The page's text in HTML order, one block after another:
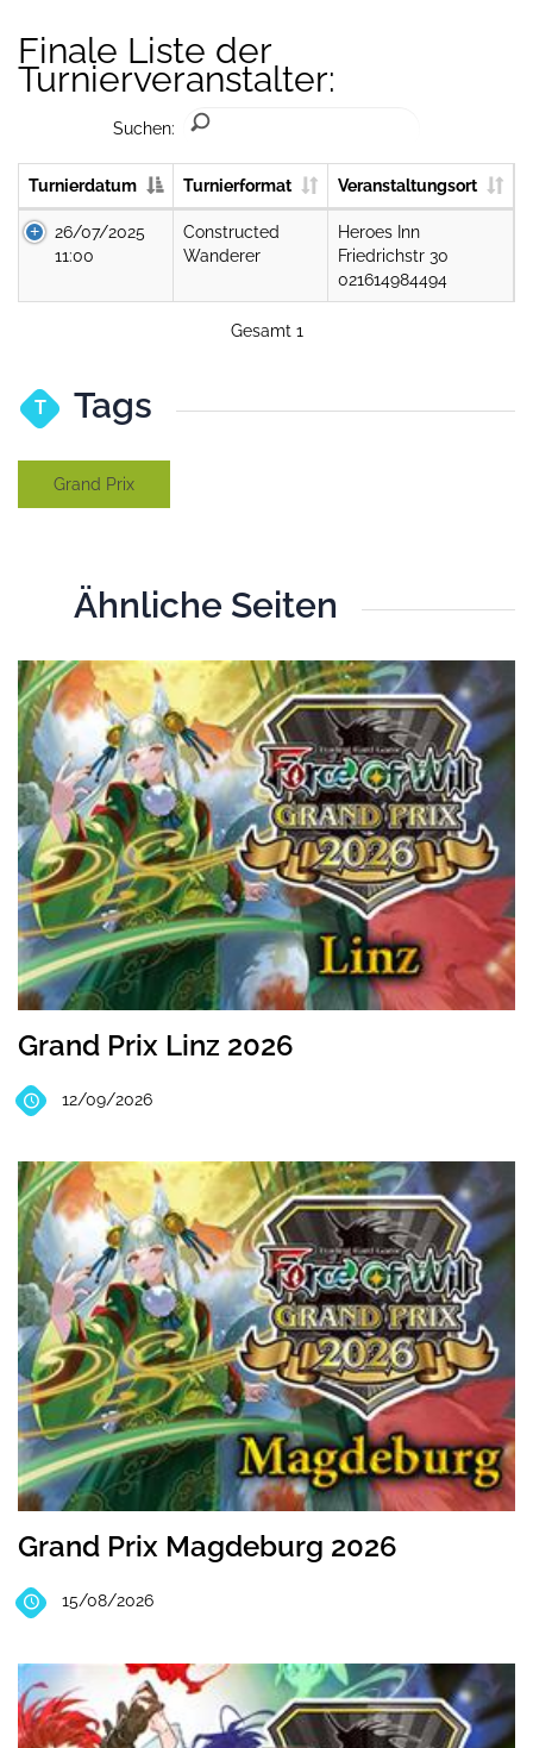
Finale Liste der
Turnierveranstalter:
Suchen:
Turnierdatum Turnierformat Veranstaltungsort
26/07/2025
11:00
Constructed
Wanderer
Heroes Inn
Friedrichstr 30
021614984494
Gesamt 1
T Tags
Grand Prix
Ähnliche Seiten
Grand Prix Linz 2026
12/09/2026
Grand Prix Magdeburg 2026
15/08/2026